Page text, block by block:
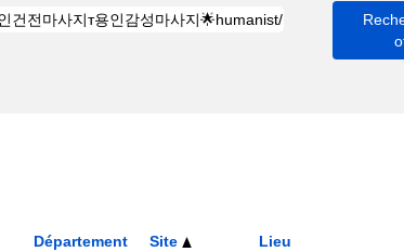
Département Site Lieu